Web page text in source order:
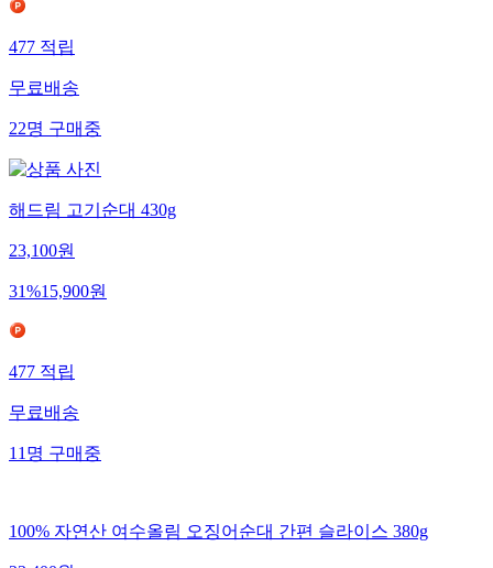
477적립
무료배송
22명구매중
해드림 고기순대 430g
23,100원
31%15,900원
477적립
무료배송
11명구매중
100% 자연산 여수올림 오징어순대 간편 슬라이스 380g